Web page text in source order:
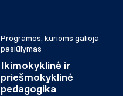
Programos, kurioms galioja
pasiūlymas
Ikimokyklinė ir
priešmokyklinė
pedagogika